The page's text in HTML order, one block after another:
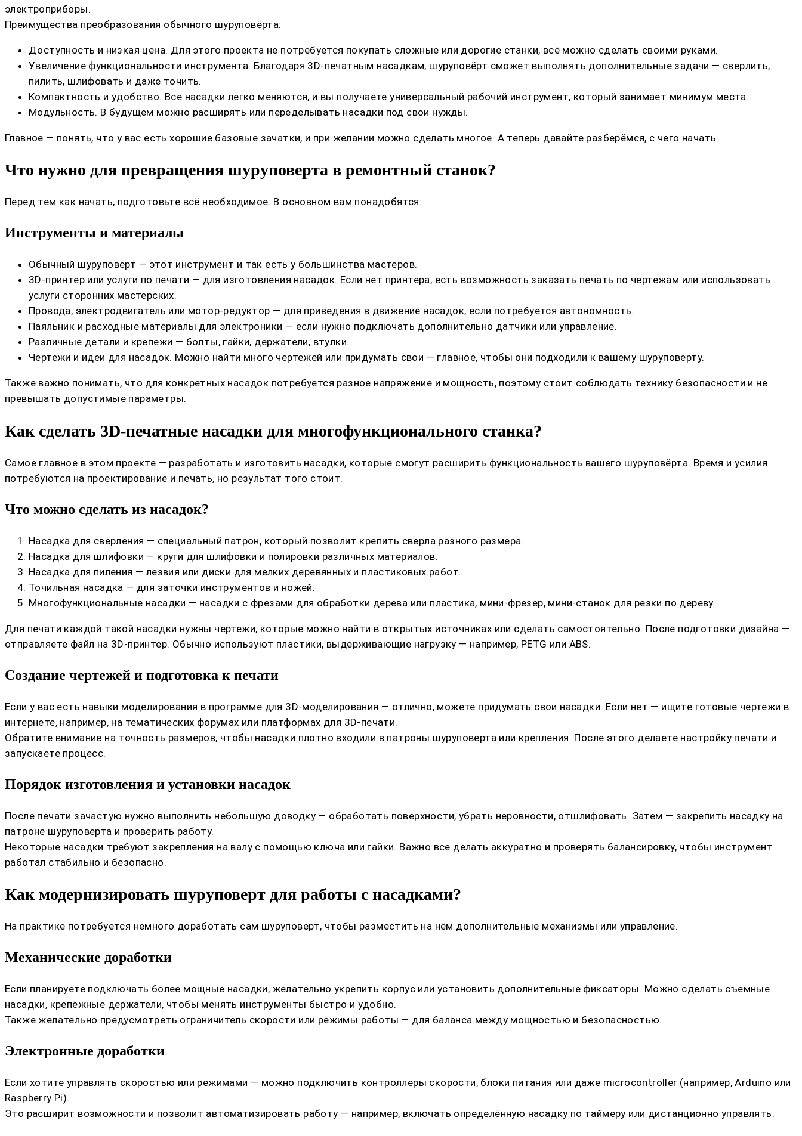
электроприборы.
Преимущества преобразования обычного шуруповёрта:
Доступность и низкая цена. Для этого проекта не потребуется покупать сложные или дорогие станки, всё можно сделать своими руками.
Увеличение функциональности инструмента. Благодаря 3D-печатным насадкам, шуруповёрт сможет выполнять дополнительные задачи — сверлить,
пилить, шлифовать и даже точить.
Компактность и удобство. Все насадки легко меняются, и вы получаете универсальный рабочий инструмент, который занимает минимум места.
Модульность. В будущем можно расширять или переделывать насадки под свои нужды.
Главное — понять, что у вас есть хорошие базовые зачатки, и при желании можно сделать многое. А теперь давайте разберёмся, с чего начать.
Что нужно для превращения шуруповерта в ремонтный станок?
Перед тем как начать, подготовьте всё необходимое. В основном вам понадобятся:
Инструменты и материалы
Обычный шуруповерт — этот инструмент и так есть у большинства мастеров.
3D-принтер или услуги по печати — для изготовления насадок. Если нет принтера, есть возможность заказать печать по чертежам или использовать
услуги сторонних мастерских.
Провода, электродвигатель или мотор-редуктор — для приведения в движение насадок, если потребуется автономность.
Паяльник и расходные материалы для электроники — если нужно подключать дополнительно датчики или управление.
Различные детали и крепежи — болты, гайки, держатели, втулки.
Чертежи и идеи для насадок. Можно найти много чертежей или придумать свои — главное, чтобы они подходили к вашему шуруповерту.
Также важно понимать, что для конкретных насадок потребуется разное напряжение и мощность, поэтому стоит соблюдать технику безопасности и не
превышать допустимые параметры.
Как сделать 3D-печатные насадки для многофункционального станка?
Самое главное в этом проекте — разработать и изготовить насадки, которые смогут расширить функциональность вашего шуруповёрта. Время и усилия
потребуются на проектирование и печать, но результат того стоит.
Что можно сделать из насадок?
Насадка для сверления — специальный патрон, который позволит крепить сверла разного размера.
Насадка для шлифовки — круги для шлифовки и полировки различных материалов.
Насадка для пиления — лезвия или диски для мелких деревянных и пластиковых работ.
Точильная насадка — для заточки инструментов и ножей.
Многофункциональные насадки — насадки с фрезами для обработки дерева или пластика, мини-фрезер, мини-станок для резки по дереву.
Для печати каждой такой насадки нужны чертежи, которые можно найти в открытых источниках или сделать самостоятельно. После подготовки дизайна —
отправляете файл на 3D-принтер. Обычно используют пластики, выдерживающие нагрузку — например, PETG или ABS.
Создание чертежей и подготовка к печати
Если у вас есть навыки моделирования в программе для 3D-моделирования — отлично, можете придумать свои насадки. Если нет — ищите готовые чертежи в
интернете, например, на тематических форумах или платформах для 3D-печати.
Обратите внимание на точность размеров, чтобы насадки плотно входили в патроны шуруповерта или крепления. После этого делаете настройку печати и
запускаете процесс.
Порядок изготовления и установки насадок
После печати зачастую нужно выполнить небольшую доводку — обработать поверхности, убрать неровности, отшлифовать. Затем — закрепить насадку на
патроне шуруповерта и проверить работу.
Некоторые насадки требуют закрепления на валу с помощью ключа или гайки. Важно все делать аккуратно и проверять балансировку, чтобы инструмент
работал стабильно и безопасно.
Как модернизировать шуруповерт для работы с насадками?
На практике потребуется немного доработать сам шуруповерт, чтобы разместить на нём дополнительные механизмы или управление.
Механические доработки
Если планируете подключать более мощные насадки, желательно укрепить корпус или установить дополнительные фиксаторы. Можно сделать съемные
насадки, крепёжные держатели, чтобы менять инструменты быстро и удобно.
Также желательно предусмотреть ограничитель скорости или режимы работы — для баланса между мощностью и безопасностью.
Электронные доработки
Если хотите управлять скоростью или режимами — можно подключить контроллеры скорости, блоки питания или даже microcontroller (например, Arduino или
Raspberry Pi).
Это расширит возможности и позволит автоматизировать работу — например, включать определённую насадку по таймеру или дистанционно управлять.